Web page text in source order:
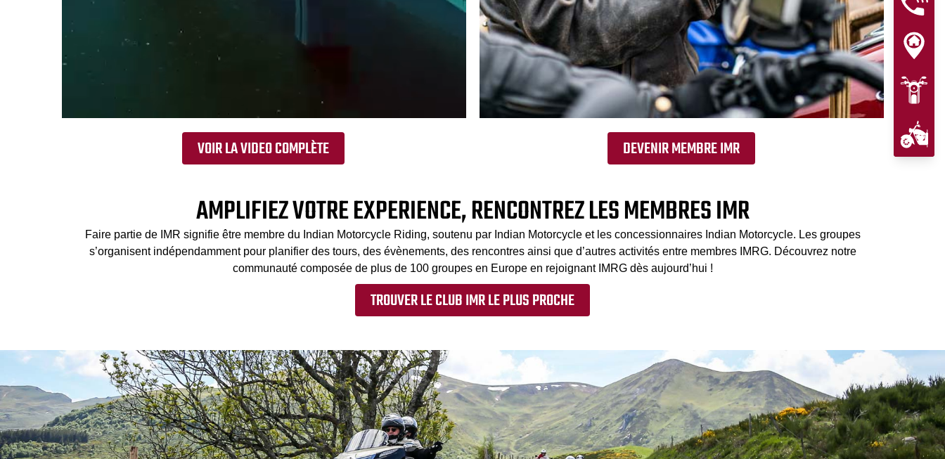
VOIR LA VIDEO COMPLÈTE DEVENIR MEMBRE IMR
AMPLIFIEZ VOTRE EXPERIENCE, RENCONTREZ LES MEMBRES IMR
Faire partie de IMR signifie être membre du Indian Motorcycle Riding, soutenu par Indian Motorcycle et les concessionnaires Indian Motorcycle. Les groupes
s’organisent indépendamment pour planifier des tours, des évènements, des rencontres ainsi que d’autres activités entre membres IMRG. Découvrez notre
communauté composée de plus de 100 groupes en Europe en rejoignant IMRG dès aujourd’hui !
TROUVER LE CLUB IMR LE PLUS PROCHE